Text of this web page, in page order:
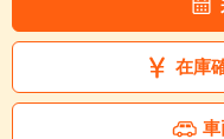
在庫
車